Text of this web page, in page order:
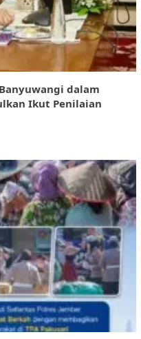
dalam
Ikut Penilaian